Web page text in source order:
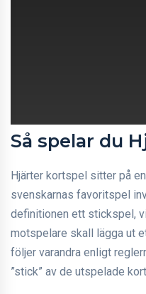
Så spelar du
Hjärter kortspel sitter på
svenskarnas favoritspel
definitionen ett stickspel,
motspelare skall lägga ut
följer varandra enligt
”stick” av de utspelade